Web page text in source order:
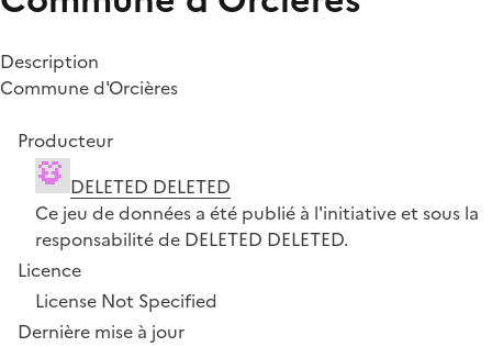
Description
Commune d'Orcières
Producteur
DELETED DELETED
Ce jeu de données a été publié à l'initiative et sous la
responsabilité de DELETED DELETED.
Licence
License Not Specified
Dernière mise à jour